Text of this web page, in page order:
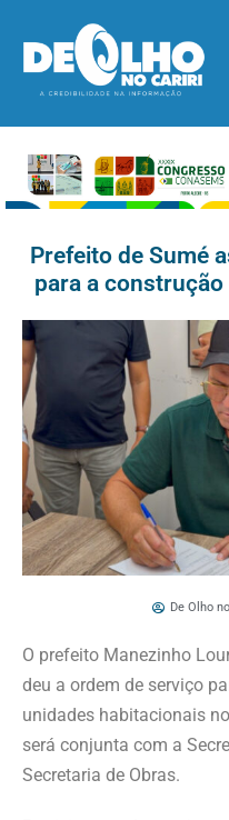
Prefeito de Sumé
para a
De Olho
O prefeito Manezinho
deu a ordem de serviço
unidades habitacionais
será conjunta com a
Secretaria de Obras.